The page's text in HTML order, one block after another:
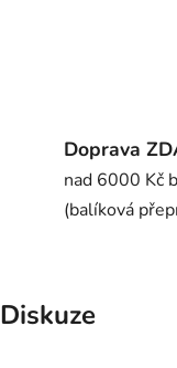
Doprava
nad 6000 Kč
(balíková
Diskuze